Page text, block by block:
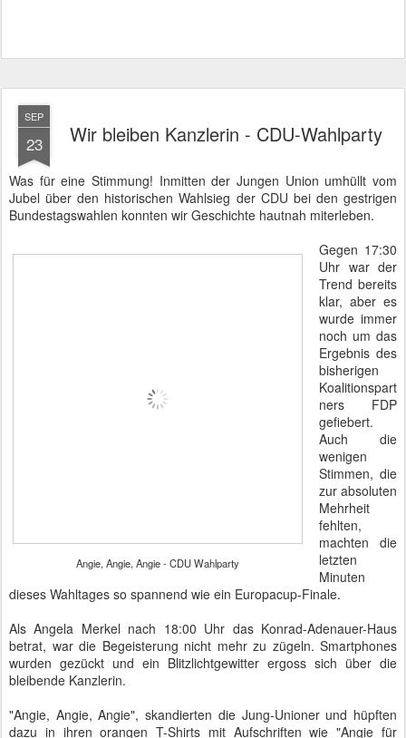
SEP
23 Wir bleiben Kanzlerin - CDU-Wahlparty
Was für eine Stimmung! Inmitten der Jungen Union umhüllt vom
Jubel über den historischen Wahlsieg der CDU bei den gestrigen
Bundestagswahlen konnten wir Geschichte hautnah miterleben.
Angie, Angie, Angie - CDU Wahlparty
Gegen 17:30
Uhr war der
Trend bereits
klar, aber es
wurde immer
noch um das
Ergebnis des
bisherigen
Koalitionspart
ners FDP
gefiebert.
Auch die
wenigen
Stimmen, die
zur absoluten
Mehrheit
fehlten,
machten die
letzten
Minuten
dieses Wahltages so spannend wie ein Europacup-Finale.
Als Angela Merkel nach 18:00 Uhr das Konrad-Adenauer-Haus
betrat, war die Begeisterung nicht mehr zu zügeln. Smartphones
wurden gezückt und ein Blitzlichtgewitter ergoss sich über die
bleibende Kanzlerin.
"Angie, Angie, Angie", skandierten die Jung-Unioner und hüpften
dazu in ihren orangen T-Shirts mit Aufschriften wie "Angie für